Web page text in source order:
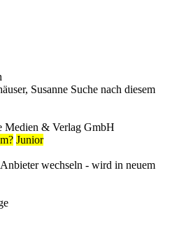
Susanne Suche nach diesem
Medien & Verlag GmbH
Junior
wechseln - wird in neuem